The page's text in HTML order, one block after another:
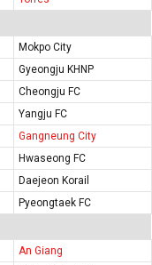
Mokpo City
Gyeongju KHNP
Cheongju FC
Yangju FC
Gangneung City
Hwaseong FC
Daejeon Korail
Pyeongtaek FC
An Giang